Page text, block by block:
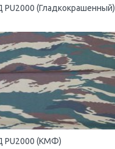
(Гладкокрашенный)
PU2000 (КМФ)